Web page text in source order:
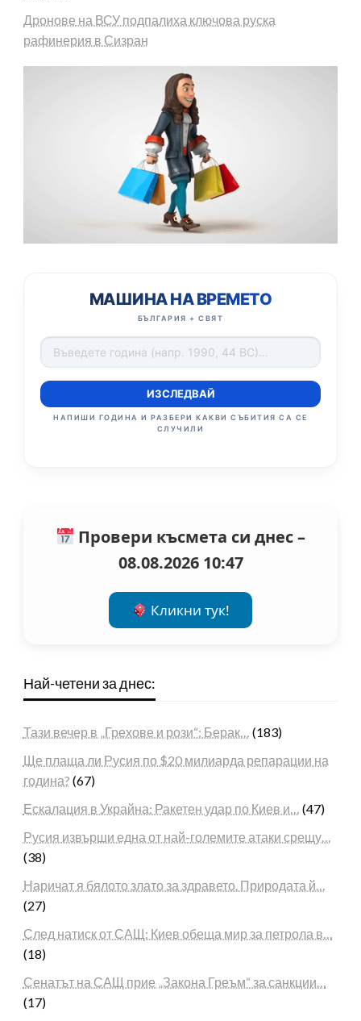
Дронове на ВСУ подпалиха ключова руска
рафинерия в Сизран
МАШИНА НА ВРЕМЕТО
БЪЛГАРИЯ + СВЯТ
ИЗСЛЕДВАЙ
НАПИШИ ГОДИНА И РАЗБЕРИ КАКВИ СЪБИТИЯ СА СЕ
СЛУЧИЛИ
Провери късмета си днес –
08.08.2026 10:47
Кликни тук!
Най-четени за днес:
Тази вечер в „Грехове и рози“: Берак… (183)
Ще плаща ли Русия по $20 милиарда репарации на
година? (67)
Ескалация в Украйна: Ракетен удар по Киев и… (47)
Русия извърши една от най-големите атаки срещу…
(38)
Наричат я бялото злато за здравето. Природата й…
(27)
След натиск от САЩ: Киев обеща мир за петрола в…
(18)
Сенатът на САЩ прие „Закона Греъм“ за санкции…
(17)